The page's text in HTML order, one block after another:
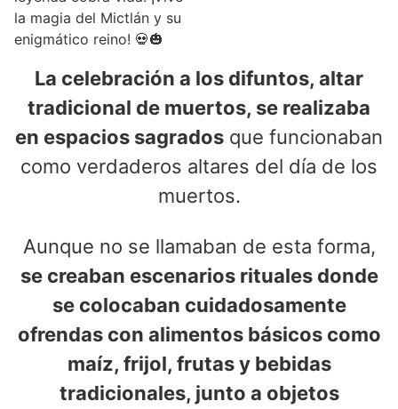
la magia del Mictlán y su
enigmático reino! 💀🎃
La celebración a los difuntos, altar
tradicional de muertos, se realizaba
en espacios sagrados que funcionaban
como verdaderos altares del día de los
muertos.
Aunque no se llamaban de esta forma,
se creaban escenarios rituales donde
se colocaban cuidadosamente
ofrendas con alimentos básicos como
maíz, frijol, frutas y bebidas
tradicionales, junto a objetos